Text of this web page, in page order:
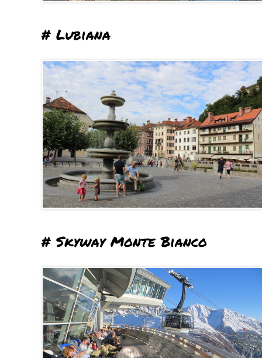
# Lubiana
# Skyway Monte Bianco